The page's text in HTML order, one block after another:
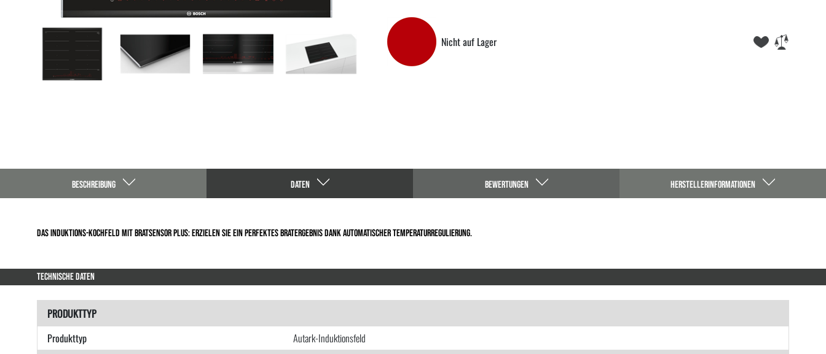
Nicht auf Lager
BESCHREIBUNG DATEN BEWERTUNGEN HERSTELLERINFORMATIONEN
Das Induktions-Kochfeld mit BratSensor Plus: Erzielen Sie ein perfektes Bratergebnis dank automatischer Temperaturregulierung.
TECHNISCHE DATEN
PRODUKTTYP
Produkttyp
Autark-Induktionsfeld